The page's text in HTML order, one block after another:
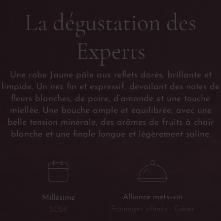
La dégustation des
Experts
Une robe Jaune pâle aux reflets dorés, brillante et
limpide. Un nez fin et expressif, dévoilant des notes de
fleurs blanches, de poire, d’amande et une touche
miellée. Une bouche ample et équilibrée, avec une
belle tension minérale, des arômes de fruits à chair
blanche et une finale longue et légèrement saline.
Millésime
2024
Alliance mets-vin
Fromages affinés - Gibier